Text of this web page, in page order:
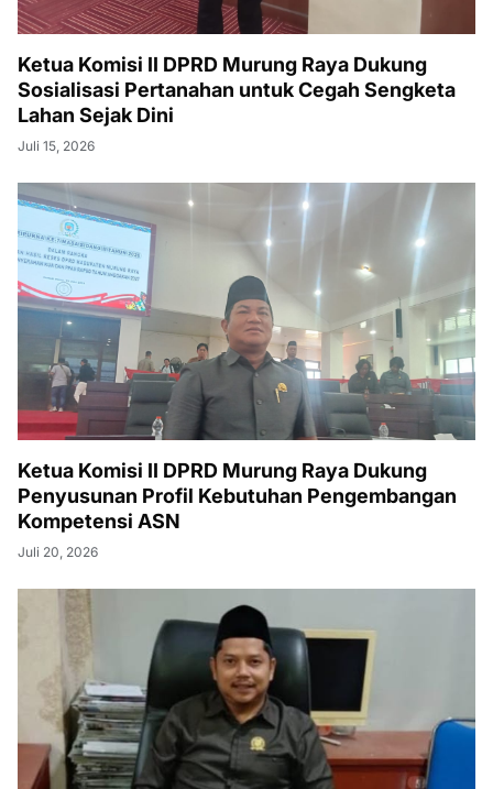
Ketua Komisi II DPRD Murung Raya Dukung
Sosialisasi Pertanahan untuk Cegah Sengketa
Lahan Sejak Dini
Juli 15, 2026
Ketua Komisi II DPRD Murung Raya Dukung
Penyusunan Profil Kebutuhan Pengembangan
Kompetensi ASN
Juli 20, 2026